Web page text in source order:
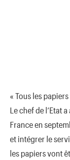
« Tous les
Le chef de l’Etat
France en
et intégrer le
les papiers vont